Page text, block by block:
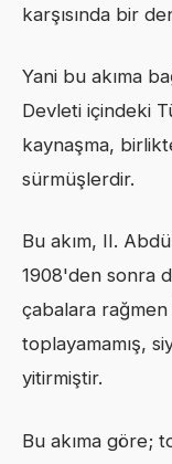
karşısında bir
Yani bu akıma
Devleti içindeki
kaynaşma,
sürmüşlerdir.
Bu akım, II.
1908'den sonra
çabalara rağmen
toplayamamış,
yitirmiştir.
Bu akıma göre;